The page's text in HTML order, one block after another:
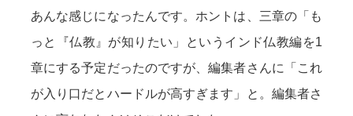
あんな感じになったんです。ホントは、三章の「も
っと『仏教』が知りたい」というインド仏教編を1
章にする予定だったのですが、編集者さんに「これ
が入り口だとハードルが高すぎます」と。編集者さ